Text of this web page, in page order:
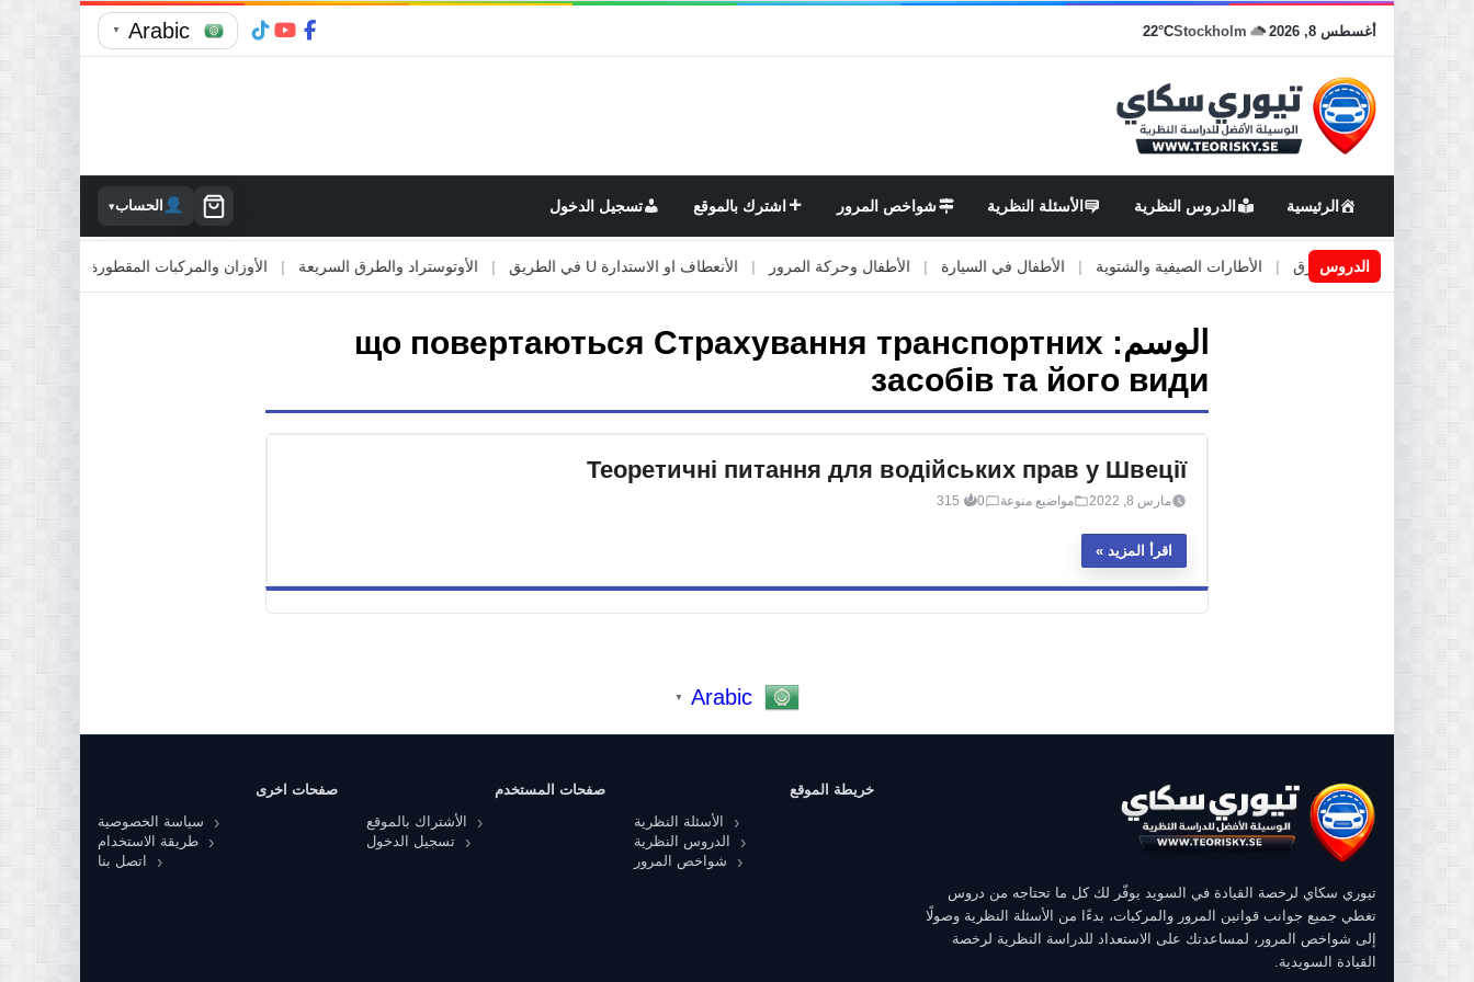
أغسطس 8, 2026 Stockholm
22°C
Arabic
▼
الرئيسية الدروس النظرية الأسئلة النظرية شواخص المرور اشترك بالموقع تسجيل الدخول الحساب▾
الدروس
اعمال او صيانة الطرق الأطارات الصيفية والشتوية | الأطفال في السيارة | الأطفال وحركة المرور | الأنعطاف او الاستدارة U في الطريق الأوتوستراد والطرق السريعة | الأوزان والمركبات المقطورة | الاصطدام
الوسم: що повертаються Страхування транспортних
засобів та його види
Теоретичні питання для водійських прав у Швеції
مارس 8, 2022 مواضيع منوعة 0
315
اقرأ المزيد
Arabic
▼
تيوري سكاي لرخصة القيادة في السويد يوفّر لك كل ما تحتاجه من دروس
تغطي جميع جوانب قوانين المرور والمركبات، بدءًا من الأسئلة النظرية وصولًا
إلى شواخص المرور، لمساعدتك على الاستعداد للدراسة النظرية لرخصة
القيادة السويدية.
خريطة الموقع
الأسئلة النظرية
الدروس النظرية
شواخص المرور
صفحات المستخدم
الأشتراك بالموقع
تسجيل الدخول
صفحات اخرى
سياسة الخصوصية
طريقة الاستخدام
اتصل بنا